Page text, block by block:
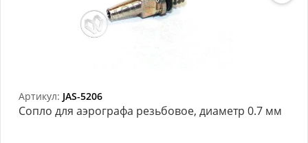
Артикул: JAS-5206
Сопло для аэрографа резьбовое, диаметр 0.7 мм